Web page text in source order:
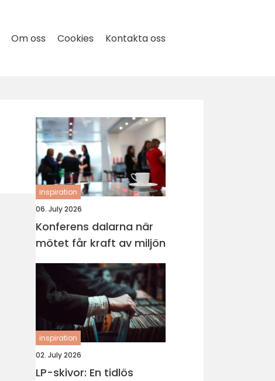
Om oss Cookies Kontakta oss
inspiration
06. July 2026
Konferens dalarna när
mötet får kraft av miljön
inspiration
02. July 2026
LP-skivor: En tidlös